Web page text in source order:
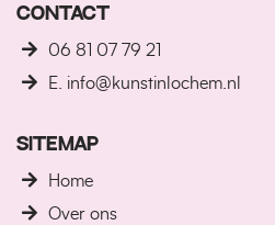
CONTACT
06 81 07 79 21
E. info@kunstinlochem.nl
SITEMAP
Home
Over ons